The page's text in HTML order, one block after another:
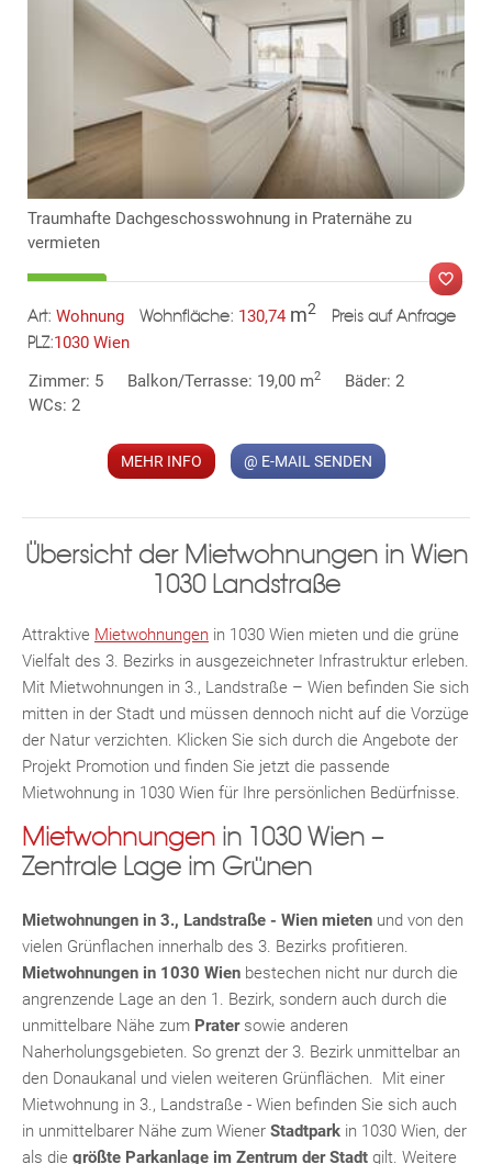
Traumhafte Dachgeschosswohnung in Praternähe zu
vermieten
MER
Art: Wohnung Wohnfläche: 130,74 m2
Preis auf Anfrage
PLZ:1030 Wien
Zimmer: 5
Balkon/Terrasse: 19,00 m2
Bäder: 2
WCs: 2
MEHR INFO @ E-MAIL SENDEN
Übersicht der Mietwohnungen in Wien
1030 Landstraße
Attraktive Mietwohnungen in 1030 Wien mieten und die grüne
Vielfalt des 3. Bezirks in ausgezeichneter Infrastruktur erleben.
Mit Mietwohnungen in 3., Landstraße – Wien befinden Sie sich
mitten in der Stadt und müssen dennoch nicht auf die Vorzüge
der Natur verzichten. Klicken Sie sich durch die Angebote der
Projekt Promotion und finden Sie jetzt die passende
Mietwohnung in 1030 Wien für Ihre persönlichen Bedürfnisse.
Mietwohnungen in 1030 Wien –
Zentrale Lage im Grünen
Mietwohnungen in 3., Landstraße - Wien mieten und von den
vielen Grünflachen innerhalb des 3. Bezirks profitieren.
Mietwohnungen in 1030 Wien bestechen nicht nur durch die
angrenzende Lage an den 1. Bezirk, sondern auch durch die
unmittelbare Nähe zum Prater sowie anderen
Naherholungsgebieten. So grenzt der 3. Bezirk unmittelbar an
den Donaukanal und vielen weiteren Grünflächen. Mit einer
Mietwohnung in 3., Landstraße - Wien befinden Sie sich auch
in unmittelbarer Nähe zum Wiener Stadtpark in 1030 Wien, der
als die größte Parkanlage im Zentrum der Stadt gilt. Weitere